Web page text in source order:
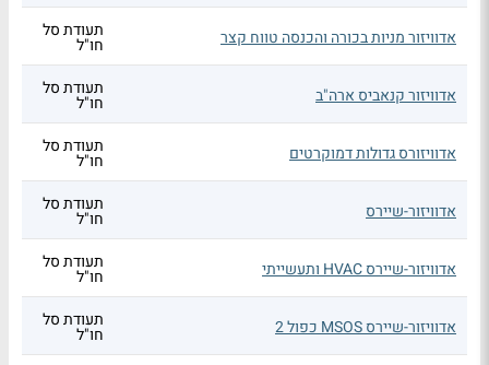
אדוויזור מניות בכורה והכנסה טווח קצר תעודת סל
חו"ל
אדוויזור קנאביס ארה"ב תעודת סל
חו"ל
אדוויזורס גדולות דמוקרטים תעודת סל
חו"ל
אדוויזור-שיירס תעודת סל
חו"ל
אדוויזור-שיירס HVAC ותעשייתי תעודת סל
חו"ל
אדוויזור-שיירס MSOS כפול 2 תעודת סל
חו"ל